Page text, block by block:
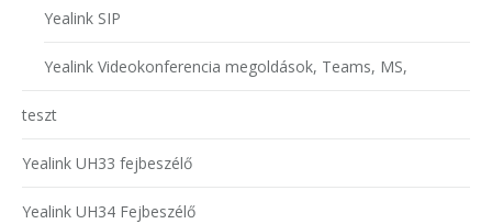
Yealink SIP
Yealink Videokonferencia megoldások, Teams, MS,
teszt
Yealink UH33 fejbeszélő
Yealink UH34 Fejbeszélő